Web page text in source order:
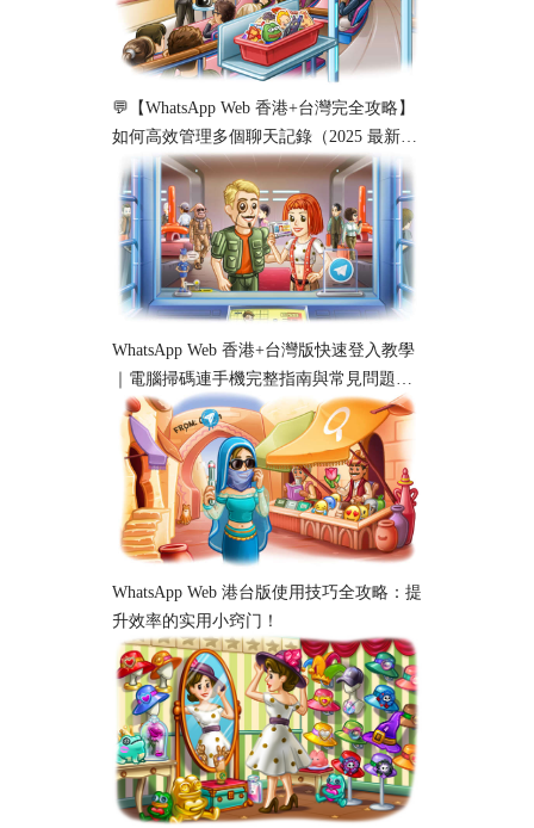
💬【WhatsApp Web 香港+台灣完全攻略】
如何高效管理多個聊天記錄（2025 最新教
學）
WhatsApp Web 香港+台灣版快速登入教學
｜電腦掃碼連手機完整指南與常見問題解
析
WhatsApp Web 港台版使用技巧全攻略：提
升效率的实用小窍门！